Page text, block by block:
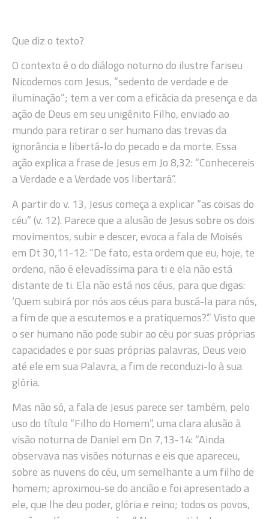
Que diz o texto?
O contexto é o do diálogo noturno do ilustre fariseu
Nicodemos com Jesus, “sedento de verdade e de
iluminação”; tem a ver com a eficácia da presença e da
ação de Deus em seu unigênito Filho, enviado ao
mundo para retirar o ser humano das trevas da
ignorância e libertá-lo do pecado e da morte. Essa
ação explica a frase de Jesus em Jo 8,32: “Conhecereis
a Verdade e a Verdade vos libertará”.
A partir do v. 13, Jesus começa a explicar “as coisas do
céu” (v. 12). Parece que a alusão de Jesus sobre os dois
movimentos, subir e descer, evoca a fala de Moisés
em Dt 30,11-12: “De fato, esta ordem que eu, hoje, te
ordeno, não é elevadíssima para ti e ela não está
distante de ti. Ela não está nos céus, para que digas:
‘Quem subirá por nós aos céus para buscá-la para nós,
a fim de que a escutemos e a pratiquemos?’.” Visto que
o ser humano não pode subir ao céu por suas próprias
capacidades e por suas próprias palavras, Deus veio
até ele em sua Palavra, a fim de reconduzi-lo à sua
glória.
Mas não só, a fala de Jesus parece ser também, pelo
uso do título “Filho do Homem”, uma clara alusão à
visão noturna de Daniel em Dn 7,13-14: “Ainda
observava nas visões noturnas e eis que apareceu,
sobre as nuvens do céu, um semelhante a um filho de
homem; aproximou-se do ancião e foi apresentado a
ele, que lhe deu poder, glória e reino; todos os povos,